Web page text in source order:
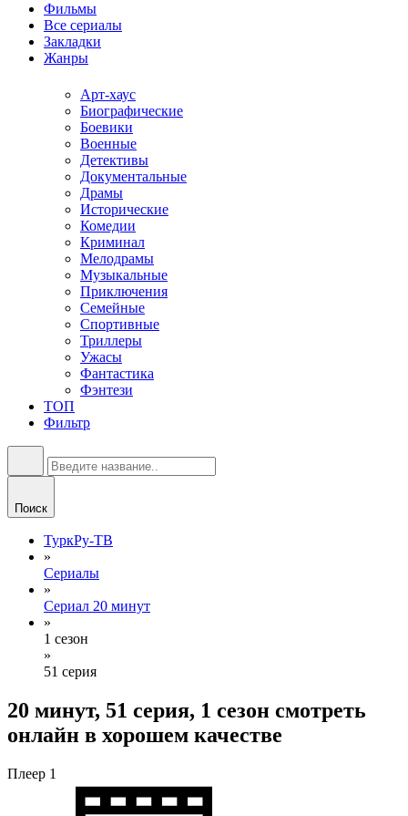
Фильмы
Все сериалы
Закладки
Жанры
Арт-хаус
Биографические
Боевики
Военные
Детективы
Документальные
Драмы
Исторические
Комедии
Криминал
Мелодрамы
Музыкальные
Приключения
Семейные
Спортивные
Триллеры
Ужасы
Фантастика
Фэнтези
ТОП
Фильтр
Поиск
ТуркРу-ТВ
»
Сериалы
»
Сериал 20 минут
»
1 сезон
»
51 серия
20 минут, 51 серия, 1 сезон смотреть
онлайн в хорошем качестве
Плеер 1